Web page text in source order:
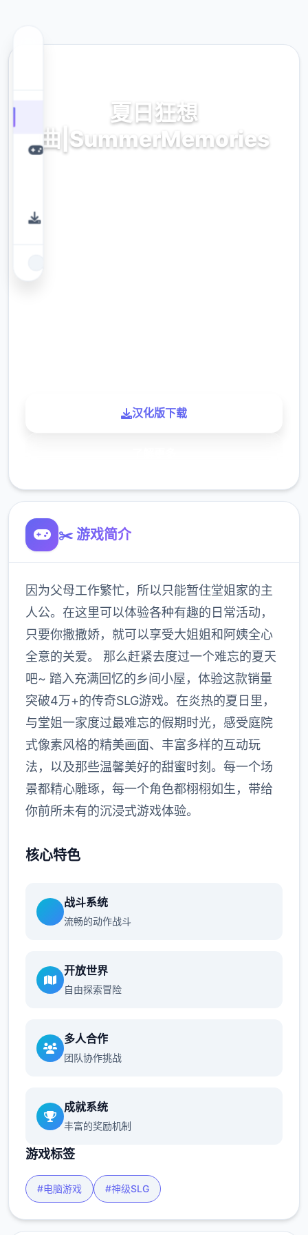
夏日狂想
曲|SummerMemories
汉化版下载
✂️ 游戏简介
因为父母工作繁忙，所以只能暂住堂姐家的主
人公。在这里可以体验各种有趣的日常活动，
只要你撒撒娇，就可以享受大姐姐和阿姨全心
全意的关爱。 那么赶紧去度过一个难忘的夏天
吧~ 踏入充满回忆的乡间小屋，体验这款销量
突破4万+的传奇SLG游戏。在炎热的夏日里，
与堂姐一家度过最难忘的假期时光，感受庭院
式像素风格的精美画面、丰富多样的互动玩
法，以及那些温馨美好的甜蜜时刻。每一个场
景都精心雕琢，每一个角色都栩栩如生，带给
你前所未有的沉浸式游戏体验。
核心特色
战斗系统
流畅的动作战斗
开放世界
自由探索冒险
多人合作
团队协作挑战
成就系统
丰富的奖励机制
游戏标签
#电脑游戏 #神级SLG